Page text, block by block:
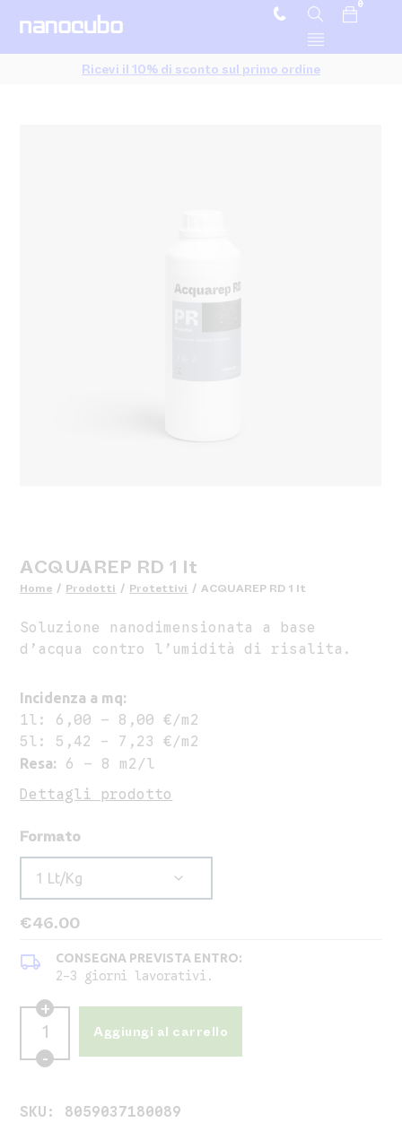
0
Ricevi il 10% di sconto sul primo ordine
ACQUAREP RD 1 lt
Home / Prodotti / Protettivi / ACQUAREP RD 1 lt
Soluzione nanodimensionata a base
d’acqua contro l’umidità di risalita.
Incidenza a mq:
1l: 6,00 – 8,00 €/m2
5l: 5,42 - 7,23 €/m2
Resa:
6 – 8 m2/l
Dettagli prodotto
Formato
€46.00
local_shipping CONSEGNA PREVISTA ENTRO:
2-3 giorni lavorativi.
Aggiungi al carrello
SKU: 8059037180089